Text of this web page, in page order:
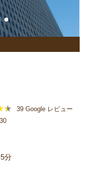
39 Google レビュー
分